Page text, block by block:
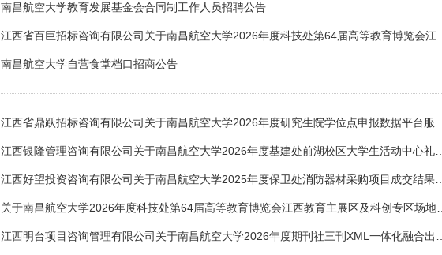
南昌航空大学教育发展基金会合同制工作人员招聘公告
江西省百巨招标咨询有限公司关于南昌航空大学2026年度科技处第64届高等教育博览会江…
南昌航空大学自营食堂档口招商公告
江西省鼎跃招标咨询有限公司关于南昌航空大学2026年度研究生院学位点申报数据平台服…
江西银隆管理咨询有限公司关于南昌航空大学2026年度基建处前湖校区大学生活动中心礼…
江西好望投资咨询有限公司关于南昌航空大学2025年度保卫处消防器材采购项目成交结果…
关于南昌航空大学2026年度科技处第64届高等教育博览会江西教育主展区及科创专区场地…
江西明台项目咨询管理有限公司关于南昌航空大学2026年度期刊社三刊XML一体化融合出…